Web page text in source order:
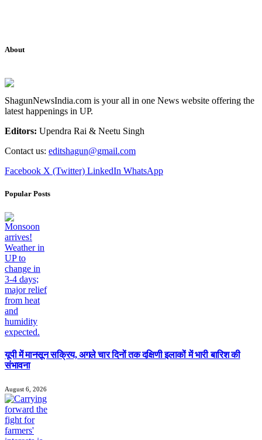
About
ShagunNewsIndia.com is your all in one News website offering the
latest happenings in UP.
Editors: Upendra Rai & Neetu Singh
Contact us: editshagun@gmail.com
Facebook X (Twitter) LinkedIn WhatsApp
Popular Posts
यूपी में मानसून सक्रिय, अगले चार दिनों तक दक्षिणी इलाकों में भारी बारिश की
संभावना
August 6, 2026